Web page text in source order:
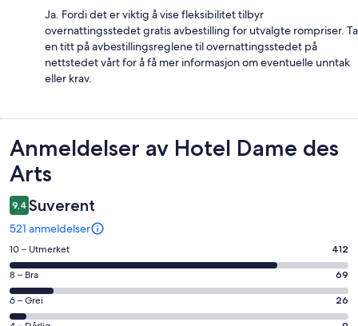
Ja. Fordi det er viktig å vise fleksibilitet tilbyr
overnattingsstedet gratis avbestilling for utvalgte rompriser. Ta
en titt på avbestillingsreglene til overnattingsstedet på
nettstedet vårt for å få mer informasjon om eventuelle unntak
eller krav.
Anmeldelser
Anmeldelser av Hotel Dame des
Arts
9,4 Suverent
521 anmeldelser
Rangering
på
10
−
Utmerket.
10 – Utmerket 412
Rangering
på
8
8 – Bra 69
Rangering
på
6 – Grei 26